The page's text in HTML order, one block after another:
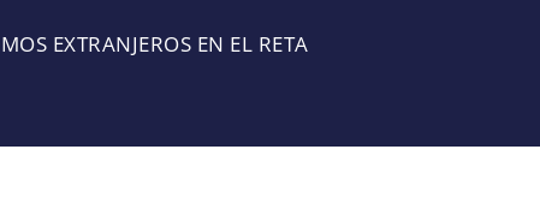
EXTRANJEROS EN EL RETA